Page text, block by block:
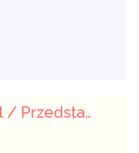
Przedstawiciel / Przedstawicielka ds. sprzedaży ubezpieczeń majątkowych